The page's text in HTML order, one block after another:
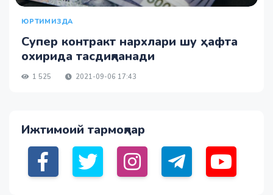
ЮРТИМИЗДА
Супер контракт нархлари шу ҳафта
охирида тасдиқланади
1 525 2021-09-06 17:43
Ижтимоий тармоқлар